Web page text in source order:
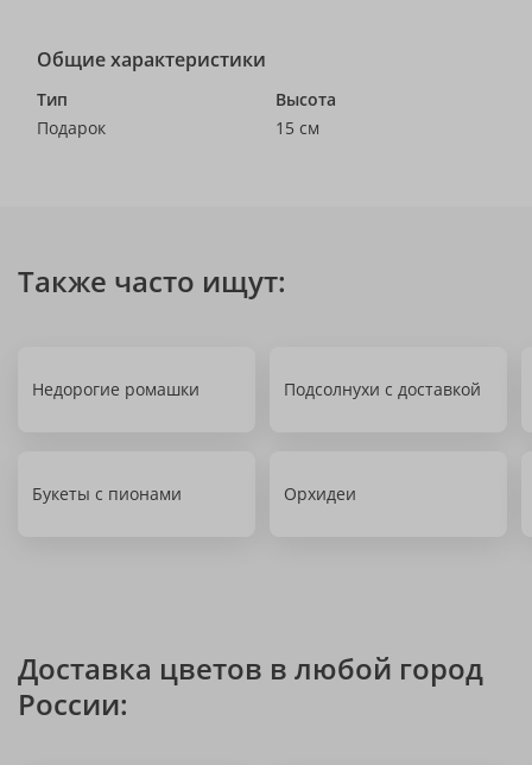
Общие характеристики
Тип
Подарок
Высота
15 см
Также часто ищут:
Недорогие ромашки Подсолнухи с доставкой
Букеты с пионами Орхидеи
Доставка цветов в любой город
России: